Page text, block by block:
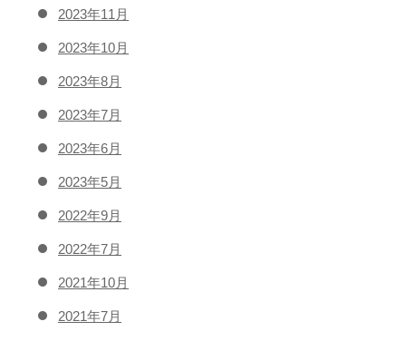
2023年11月
2023年10月
2023年8月
2023年7月
2023年6月
2023年5月
2022年9月
2022年7月
2021年10月
2021年7月